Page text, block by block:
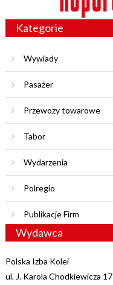
Kategorie
Wywiady
Pasażer
Przewozy towarowe
Tabor
Wydarzenia
Polregio
Publikacje Firm
Wydawca
Polska Izba Kolei
ul. J. Karola Chodkiewicza 17